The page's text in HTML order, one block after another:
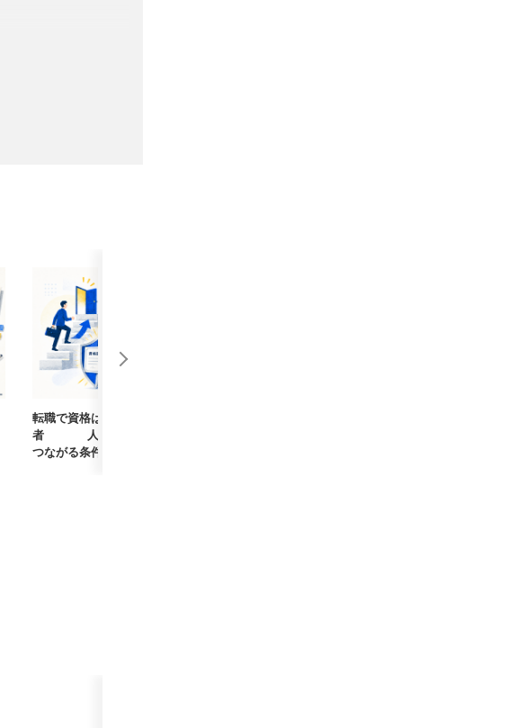
転職で資格は武器になる？採用担当
者405人に聞いた、資格が評価に
つながる条件【まなびイ...